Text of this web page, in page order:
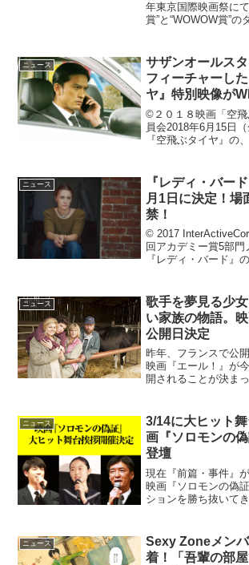
年東京国際映画祭に
賞”と“WOWOW賞”
セリフのない映画 そ
ポツン...
ニュース
サザンオールス
フィーチャーし
ヤ』特別映像が
©２０１８映画「空
員会2018年6月15日
『空飛ぶタイヤ』の
ャルムービートレー
た。あわせて、...
ニュース
『レディ・バー
月1日に決定！場
禁！
© 2017
回アカデミー賞5部
『レディ・バード』
ニュース
歌手を夢見る少
い家族の物語。
公開日決定
昨年、フランスで公
映画『エール！』が
開されることが決ま
日本上陸La Famille
ニュース
3/14に大ヒット
画『ソロモンの
登壇
現在『前篇・事件』
映画『ソロモンの偽
ションを勝ち抜いて
末の2015年3月14日
表となりました。舞...
ニュース
Sexy Zoneメン
着！「吾輩の部